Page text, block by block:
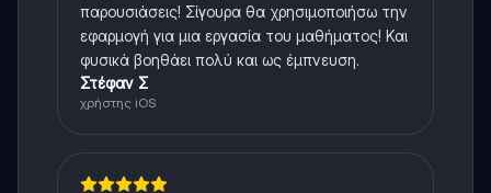
παρουσιάσεις! Σίγουρα θα χρησιμοποιήσω την
εφαρμογή για μια εργασία του μαθήματος! Και
φυσικά βοηθάει πολύ και ως έμπνευση.
Στέφαν Σ
χρήστης iOS